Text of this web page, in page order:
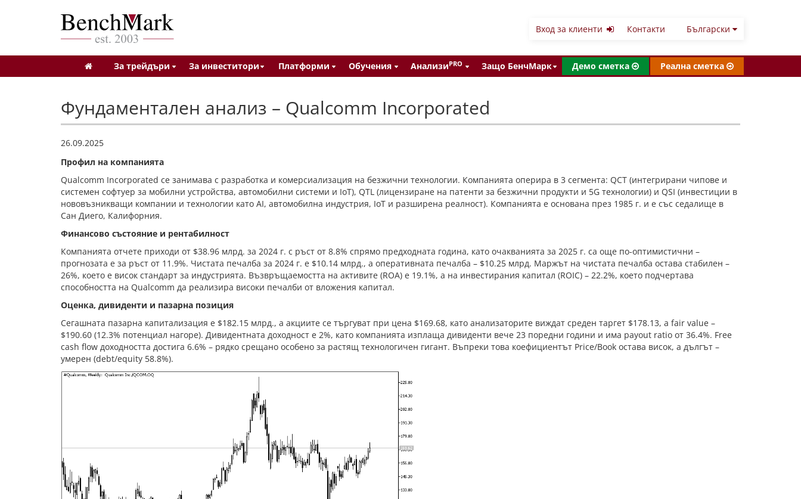
Вход за клиенти Контакти Български
За трейдъри За инвеститори Платформи Обучения АнализиPRO Защо БенчМарк Демо сметка Реална сметка
Фундаментален анализ – Qualcomm Incorporated
26.09.2025
Профил на компанията
Qualcomm Incorporated се занимава с разработка и комерсиализация на безжични технологии. Компанията оперира в 3 сегмента: QCT (интегрирани чипове и
системен софтуер за мобилни устройства, автомобилни системи и IoT), QTL (лицензиране на патенти за безжични продукти и 5G технологии) и QSI (инвестиции в
нововъзникващи компании и технологии като AI, автомобилна индустрия, IoT и разширена реалност). Компанията е основана през 1985 г. и е със седалище в
Сан Диего, Калифорния.
Финансово състояние и рентабилност
Компанията отчете приходи от $38.96 млрд. за 2024 г. с ръст от 8.8% спрямо предходната година, като очакванията за 2025 г. са още по-оптимистични –
прогнозата е за ръст от 11.9%. Чистата печалба за 2024 г. е $10.14 млрд., а оперативната печалба – $10.25 млрд. Маржът на чистата печалба остава стабилен –
26%, което е висок стандарт за индустрията. Възвръщаемостта на активите (ROA) е 19.1%, а на инвестирания капитал (ROIC) – 22.2%, което подчертава
способността на Qualcomm да реализира високи печалби от вложения капитал.
Оценка, дивиденти и пазарна позиция
Сегашната пазарна капитализация е $182.15 млрд., а акциите се търгуват при цена $169.68, като анализаторите виждат среден таргет $178.13, а fair value –
$190.60 (12.3% потенциал нагоре). Дивидентната доходност е 2%, като компанията изплаща дивиденти вече 23 поредни години и има payout ratio от 36.4%. Free
cash flow доходността достига 6.6% – рядко срещано особено за растящ технологичен гигант. Въпреки това коефициентът Price/Book остава висок, а дългът –
умерен (debt/equity 58.8%).